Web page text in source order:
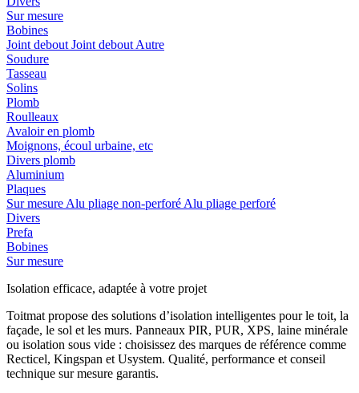
Sur mesure
Bobines
Joint debout Joint debout Autre
Soudure
Tasseau
Solins
Plomb
Roulleaux
Avaloir en plomb
Moignons, écoul urbaine, etc
Divers plomb
Aluminium
Plaques
Sur mesure Alu pliage non-perforé Alu pliage perforé
Divers
Prefa
Bobines
Sur mesure
Isolation efficace, adaptée à votre projet
Toitmat propose des solutions d’isolation intelligentes pour le toit, la
façade, le sol et les murs. Panneaux PIR, PUR, XPS, laine minérale
ou isolation sous vide : choisissez des marques de référence comme
Recticel, Kingspan et Usystem. Qualité, performance et conseil
technique sur mesure garantis.